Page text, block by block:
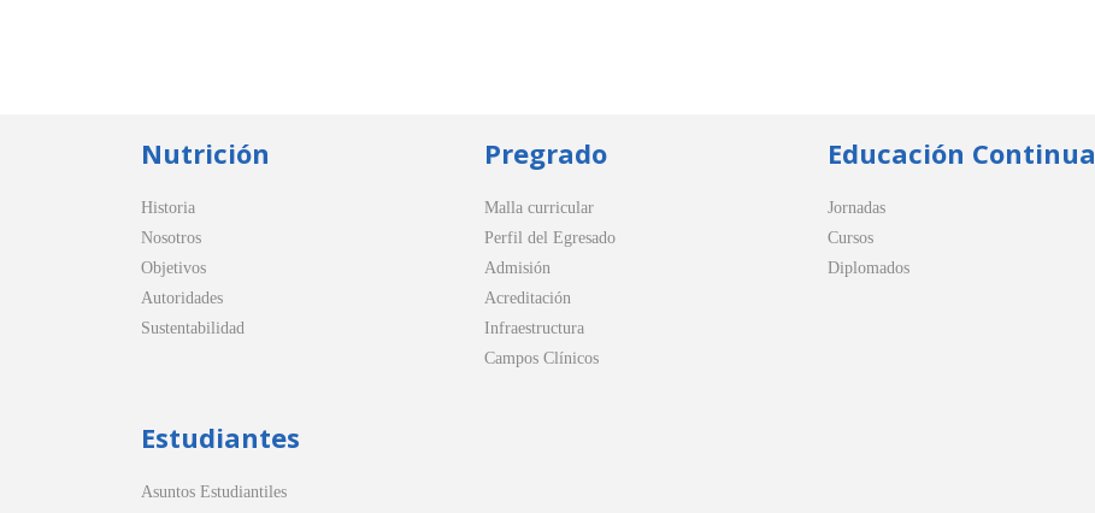
Nutrición
Historia
Nosotros
Objetivos
Autoridades
Sustentabilidad
Pregrado
Malla curricular
Perfil del Egresado
Admisión
Acreditación
Infraestructura
Campos Clínicos
Educación Continua
Jornadas
Cursos
Diplomados
Estudiantes
Asuntos Estudiantiles